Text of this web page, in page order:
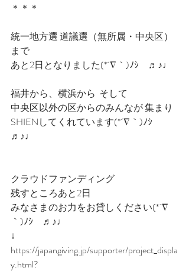
＊＊＊
統一地方選 道議選（無所属・中央区）
まで
あと2日となりました(*´∇｀)ﾉｼ　♬♪♩
福井から、横浜から  そして
中央区以外の区からのみんなが 集まり
SHIENしてくれています(*´∇｀)ﾉｼ
♬♪♩
クラウドファンディング
残すところあと2日
みなさまのお力をお貸しください(*´∇
｀)ﾉｼ　♬♪♩
↓
https://japangiving.jp/supporter/project_displa
y.html?